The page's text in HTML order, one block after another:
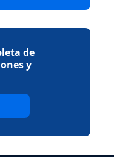
de
y